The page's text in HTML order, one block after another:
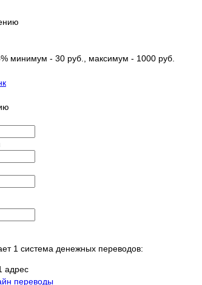
минимум - 30 руб., максимум - 1000 руб.
1 система денежных переводов:
адрес
переводы